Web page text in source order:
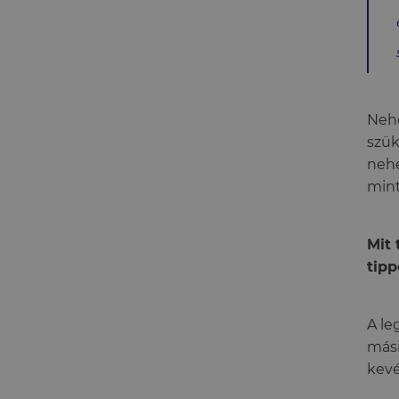
Mit
A